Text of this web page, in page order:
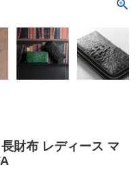
財布 レディース マ